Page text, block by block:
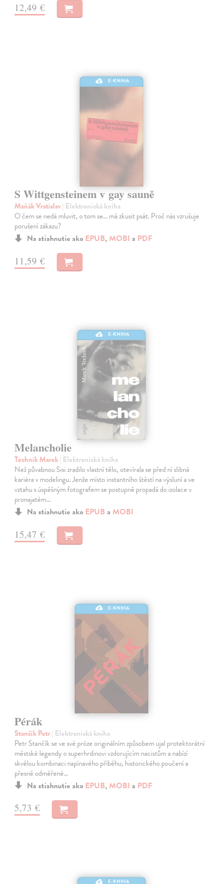
12,49 €
E-KNIHA
S Wittgensteinem v gay sauně
Maňák Vratislav| Elektronická kniha
O čem se nedá mluvit, o tom se… má zkusit psát. Proč nás vzrušuje
porušení zákazu?
Na stiahnutie ako EPUB, MOBI a PDF
11,59 €
E-KNIHA
Melancholie
Technik Marek| Elektronická kniha
Než půvabnou Sisi zradilo vlastní tělo, otevírala se před ní slibná
kariéra v modelingu. Jenže místo instantního štěstí na výsluní a ve
vztahu s úspěšným fotografem se postupně propadá do izolace v
pronajatém…
Na stiahnutie ako EPUB a MOBI
15,47 €
E-KNIHA
Pérák
Stančík Petr| Elektronická kniha
Petr Stančík se ve své próze originálním způsobem ujal protektorátní
městské legendy o superhrdinovi vzdorujícím nacistům a nabízí
skvělou kombinaci napínavého příběhu, historického poučení a
přesně odměřené…
Na stiahnutie ako EPUB, MOBI a PDF
5,73 €
E-KNIHA